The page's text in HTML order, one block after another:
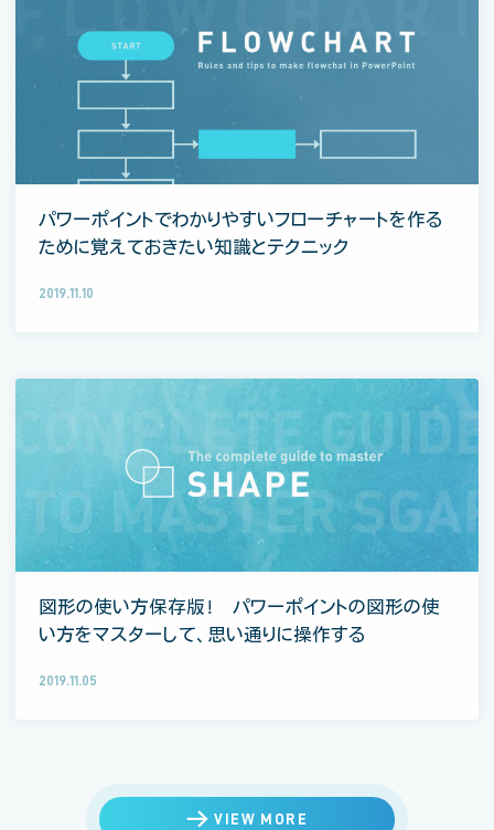
パワーポイントでわかりやすいフローチャートを作る
ために覚えておきたい知識とテクニック
2019.11.10
図形の使い方保存版！ パワーポイントの図形の使
い方をマスターして、思い通りに操作する
2019.11.05
VIEW MORE